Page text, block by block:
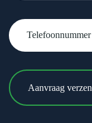
Telefoonnummer